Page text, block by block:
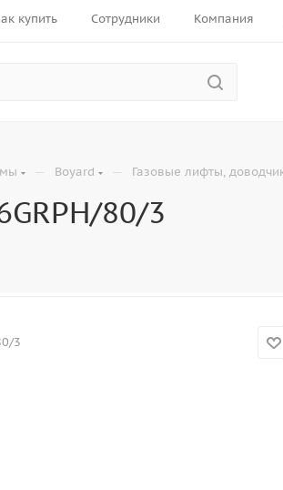
купить Сотрудники Компания
— Boyard — Газовые лифты,
80/3
3